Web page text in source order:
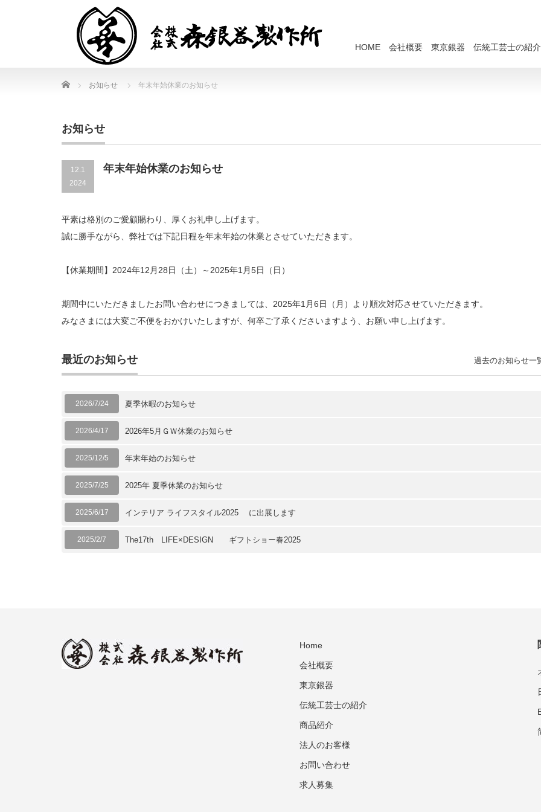
HOME 会社概要 東京銀器 伝統工芸士の紹介
Home お知らせ 年末年始休業のお知らせ
お知らせ
12.1
2024
年末年始休業のお知らせ
平素は格別のご愛顧賜わり、厚くお礼申し上げます。
誠に勝手ながら、弊社では下記日程を年末年始の休業とさせていただきます。
【休業期間】2024年12月28日（土）～2025年1月5日（日）
期間中にいただきましたお問い合わせにつきましては、2025年1月6日（月）より順次対応させていただきます。
みなさまには大変ご不便をおかけいたしますが、何卒ご了承くださいますよう、お願い申し上げます。
最近のお知らせ
2026/7/24 夏季休暇のお知らせ
2026/4/17 2026年5月ＧＷ休業のお知らせ
2025/12/5 年末年始のお知らせ
2025/7/25 2025年 夏季休業のお知らせ
2025/6/17 インテリア ライフスタイル2025 に出展します
2025/2/7 The17th LIFE×DESIGN ギフトショー春2025
過去のお知らせ一
Home
会社概要
東京銀器
伝統工芸士の紹介
商品紹介
法人のお客様
お問い合わせ
求人募集